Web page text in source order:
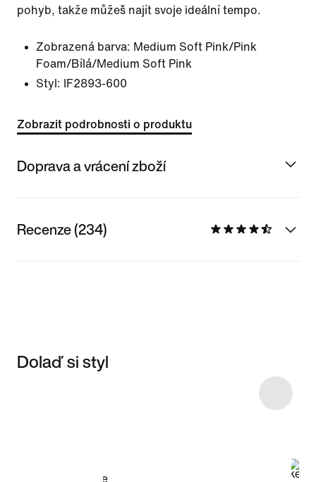
pohyb, takže můžeš najít svoje ideální tempo.
Zobrazená barva: Medium Soft Pink/Pink
Foam/Bílá/Medium Soft Pink
Styl:
IF2893-600
Zobrazit podrobnosti o produktu
Doprava a vrácení zboží
Recenze (234)
Dolaď si styl